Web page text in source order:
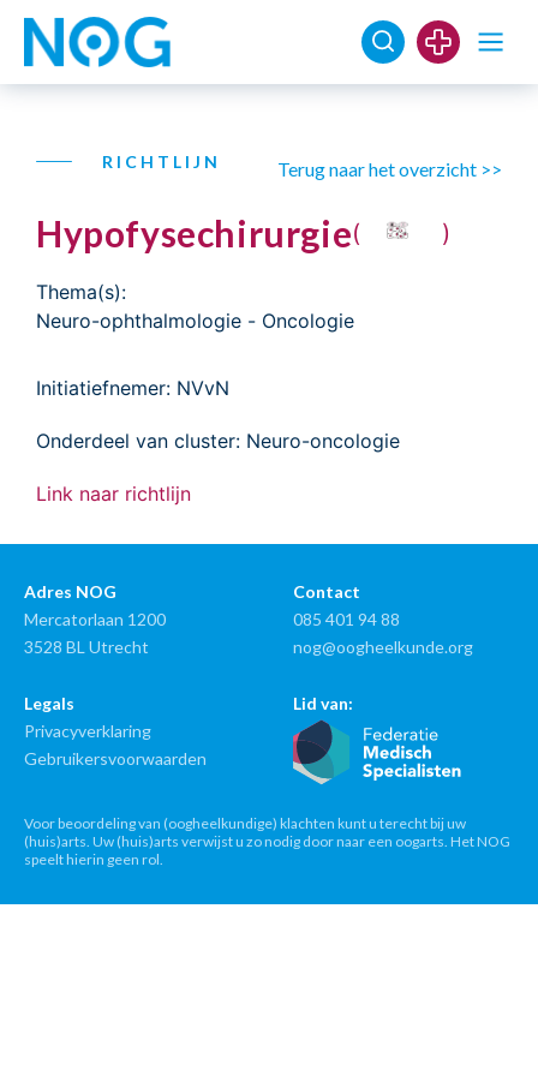
RICHTLIJN Terug naar het overzicht >>
Hypofysechirurgie( )
Thema(s):
Neuro-ophthalmologie - Oncologie
Initiatiefnemer: NVvN
Onderdeel van cluster: Neuro-oncologie
Link naar richtlijn
Adres NOG
Mercatorlaan 1200
3528 BL Utrecht
Contact
085 401 94 88
nog@oogheelkunde.org
Legals
Privacyverklaring
Gebruikersvoorwaarden
Lid van:
Voor beoordeling van (oogheelkundige) klachten kunt u terecht bij uw
(huis)arts. Uw (huis)arts verwijst u zo nodig door naar een oogarts. Het NOG
speelt hierin geen rol.